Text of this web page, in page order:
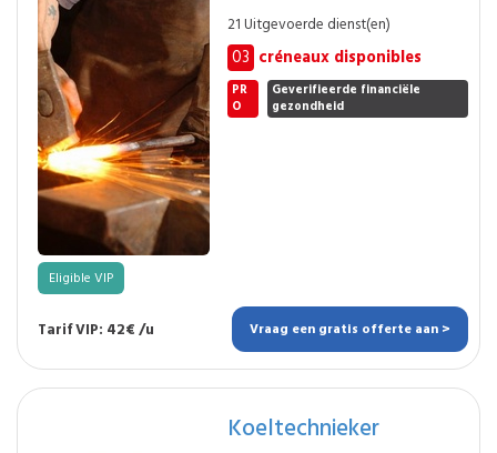
21 Uitgevoerde dienst(en)
03 créneaux disponibles
PR
O
Geverifieerde financiële
gezondheid
Eligible VIP
Tarif VIP: 42€ /u Vraag een gratis offerte aan >
Koeltechnieker